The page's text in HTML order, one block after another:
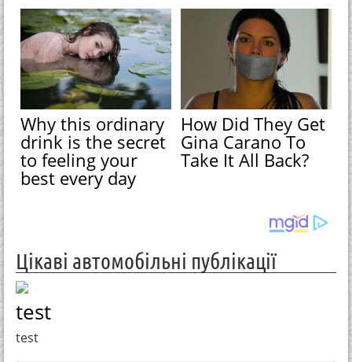
Why this ordinary
drink is the secret
to feeling your
best every day
How Did They Get
Gina Carano To
Take It All Back?
Цікаві автомобільні публікації
test
test